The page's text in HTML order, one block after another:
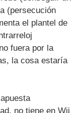
(persecución
el plantel de
fuera por la
la cosa estaría
no tiene en Wii